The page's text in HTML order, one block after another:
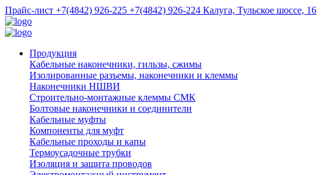
Прайс-лист +7(4842) 926-225 +7(4842) 926-224 Калуга, Тульское шоссе, 16
Продукция
Кабельные наконечники, гильзы, сжимы
Изолированные разъемы, наконечники и клеммы
Наконечники НШВИ
Строительно-монтажные клеммы СМК
Болтовые наконечники и соединители
Кабельные муфты
Компоненты для муфт
Кабельные проходы и капы
Термоусадочные трубки
Изоляция и защита проводов